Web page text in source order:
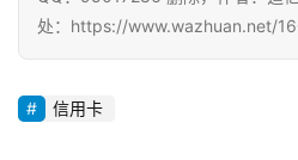
处：https://www.wazhuan.net/
信用卡